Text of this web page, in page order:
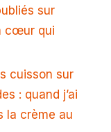
sur
cœur qui
cuisson sur
: quand j’ai
la crème au